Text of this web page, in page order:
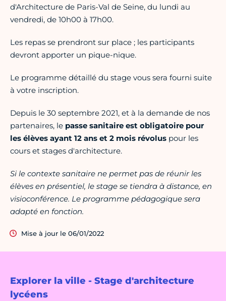
Explorer la ville - Stage d'architecture
lycéens
d'Architecture de Paris-Val de Seine, du lundi au
vendredi, de 10h00 à 17h00.
Les repas se prendront sur place ; les participants
devront apporter un pique-nique.
Le programme détaillé du stage vous sera fourni suite
à votre inscription.
Depuis le 30 septembre 2021, et à la demande de nos
partenaires, le passe sanitaire est obligatoire pour
les élèves ayant 12 ans et 2 mois révolus pour les
cours et stages d'architecture.
Si le contexte sanitaire ne permet pas de réunir les
élèves en présentiel, le stage se tiendra à distance, en
visioconférence. Le programme pédagogique sera
adapté en fonction.
Mise à jour le 06/01/2022